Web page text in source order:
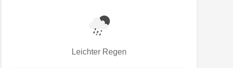
Leichter Regen